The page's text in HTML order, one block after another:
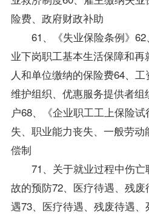
险费、政府财政补助
61、《失业保险条例》62
业下岗职工基本生活保障和
人和单位缴纳的保险费64、
维护组织、优惠服务提供者
户68、《企业职工工上保险
失、职业能力丧失、一般劳
偿制
71、关于就业过程中伤亡
故的预防72、医疗待遇、残
遇73、医疗待遇、残废待遇、